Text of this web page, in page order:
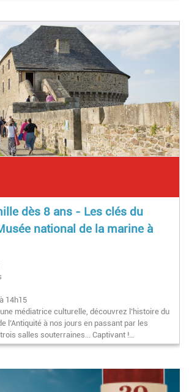
dès 8 ans - Les clés du
national de la marine à
14h15
médiatrice culturelle, découvrez l’histoire du
l’Antiquité à nos jours en passant par les
salles souterraines... Captivant !…